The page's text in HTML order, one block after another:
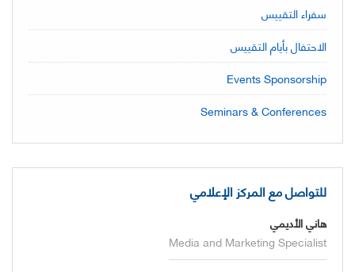
سفراء التقييس
الاحتفال بأيام التقييس
Events Sponsorship
Seminars & Conferences
للتواصل مع المركز الإعلامي
هاني الأديمي
Media and Marketing Specialist